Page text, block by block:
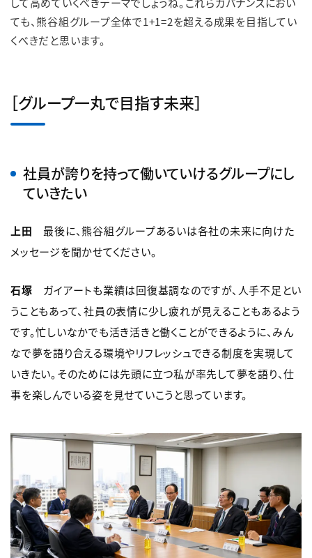
ても、熊谷組グループ全体で1+1=2を超える成果を目指してい
くべきだと思います。
［グループ一丸で目指す未来］
社員が誇りを持って働いていけるグループにし
ていきたい
上田 最後に、熊谷組グループあるいは各社の未来に向けた
メッセージを聞かせてください。
石塚 ガイアートも業績は回復基調なのですが、人手不足とい
うこともあって、社員の表情に少し疲れが見えることもあるよう
です。忙しいなかでも活き活きと働くことができるように、みん
なで夢を語り合える環境やリフレッシュできる制度を実現して
いきたい。そのためには先頭に立つ私が率先して夢を語り、仕
事を楽しんでいる姿を見せていこうと思っています。